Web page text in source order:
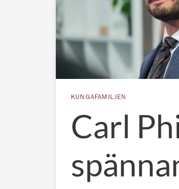
KUNGAFAMILJEN
Carl